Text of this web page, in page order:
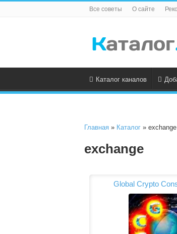
Все советы О сайте
Каталог каналов
Главная » Каталог » exchange
exchange
Global Crypto